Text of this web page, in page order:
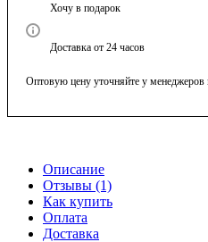
Хочу в подарок
Доставка от 24 часов
Оптовую цену уточняйте у менеджеров
Описание
Отзывы (1)
Как купить
Оплата
Доставка